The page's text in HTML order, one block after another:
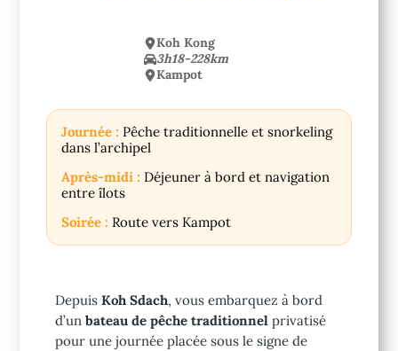
Koh Kong
3h18-228km
Kampot
Journée : Pêche traditionnelle et snorkeling
dans l’archipel
Après-midi : Déjeuner à bord et navigation
entre îlots
Soirée : Route vers Kampot
DepuisKoh Sdach, vous embarquez à bord
d’unbateau de pêche traditionnel privatisé
pour une journée placée sous le signe de